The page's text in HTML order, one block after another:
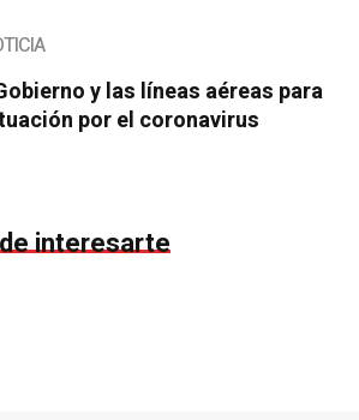
y las líneas aéreas para
por el coronavirus
interesarte